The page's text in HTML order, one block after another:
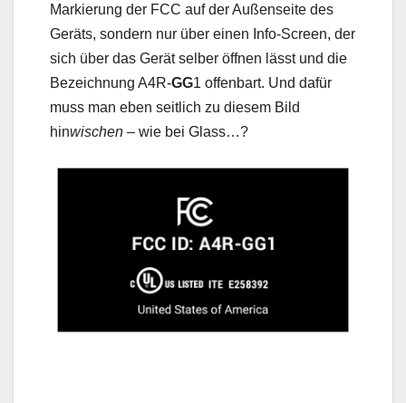
Markierung der FCC auf der Außenseite des
Geräts, sondern nur über einen Info-Screen, der
sich über das Gerät selber öffnen lässt und die
Bezeichnung A4R-GG1 offenbart. Und dafür
muss man eben seitlich zu diesem Bild
hinwischen – wie bei Glass…?